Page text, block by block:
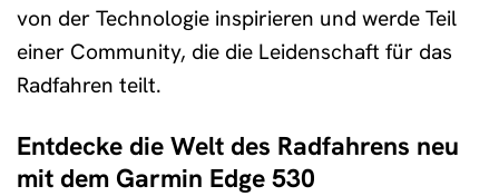
von der Technologie inspirieren und werde Teil
einer Community, die die Leidenschaft für das
Radfahren teilt.
Entdecke die Welt des Radfahrens neu
mit dem Garmin Edge 530